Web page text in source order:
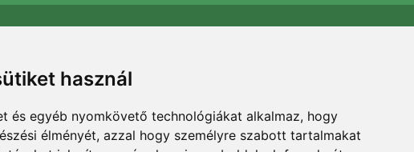
használ
és egyéb nyomkövető technológiákat alkalmaz, hogy
élményét, azzal hogy személyre szabott tartalmakat
Minden megrendelésért ültetünk egy fát! Bővebben
Rólunk.